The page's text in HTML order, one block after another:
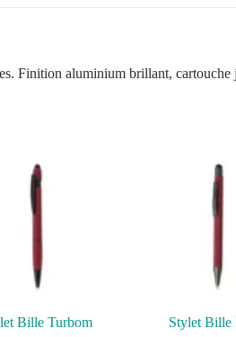
Finition aluminium brillant,
Bille Turbom Stylet Bille